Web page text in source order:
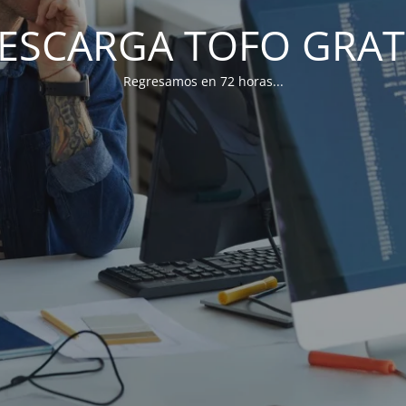
TOFO
Regresamos en 72 horas...